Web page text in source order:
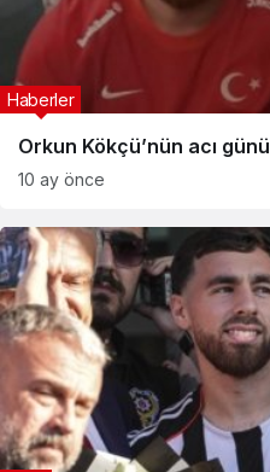
Orkun Kökçü’nün acı günü
Haberler
10 ay önce